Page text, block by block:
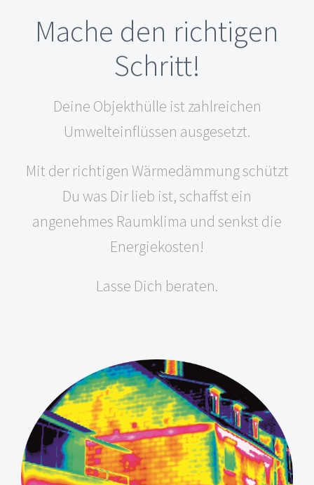
Mache den richtigen
Schritt!
Deine Objekthülle ist zahlreichen
Umwelteinflüssen ausgesetzt.
Mit der richtigen Wärmedämmung schützt
Du was Dir lieb ist, schaffst ein
angenehmes Raumklima und senkst die
Energiekosten!
Lasse Dich beraten.